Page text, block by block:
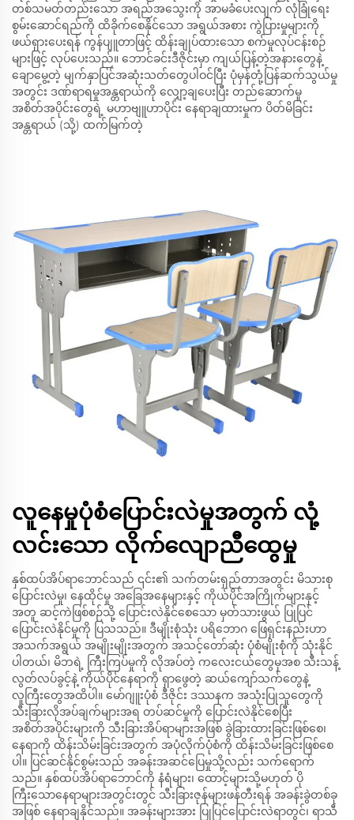
တစ်သမတ်တည်းသော အရည်အသွေးကို အာမခံပေးလျက် လုံခြုံရေး
စွမ်းဆောင်ရည်ကို ထိခိုက်စေနိုင်သော အရွယ်အစား ကွဲပြားမှုများကို
ဖယ်ရှားပေးရန် ကွန်ပျူတာဖြင့် ထိန်းချုပ်ထားသော စက်မှုလုပ်ငန်းစဉ်
များဖြင့် လုပ်ပေးသည်။ ဘောင်ခင်းဒီဇိုင်းမှာ ကျယ်ပြန့်တဲ့အနားတွေနဲ့
ချောမွေ့တဲ့ မျက်နှာပြင်အဆုံးသတ်တွေပါဝင်ပြီး ပုံမှန်တုံ့ပြန်ဆက်သွယ်မှု
အတွင်း ဒဏ်ရာရမှုအန္တရာယ်ကို လျှော့ချပေးပြီး တည်ဆောက်မှု
အစိတ်အပိုင်းတွေရဲ့ မဟာဗျူဟာပိုင်း နေရာချထားမှုက ပိတ်မိခြင်း
အန္တရာယ် (သို့) ထက်မြက်တဲ့
လူနေမှုပုံစံပြောင်းလဲမှုအတွက် လုံ့
လင်းသော လိုက်လျောညီထွေမှု
နှစ်ထပ်အိပ်ရာဘောင်သည် ၎င်း၏ သက်တမ်းရှည်တာအတွင်း မိသားစု
ပြောင်းလဲမှု၊ နေထိုင်မှု အခြေအနေများနှင့် ကိုယ်ပိုင်အကြိုက်များနှင့်
အတူ ဆင့်ကဲဖြစ်စဉ်သို့ ပြောင်းလဲနိုင်စေသော မှတ်သားဖွယ် ပြုပြင်
ပြောင်းလဲနိုင်မှုကို ပြသသည်။ ဒီမျိုးစုံသုံး ပရိဘောဂ ဖြေရှင်းနည်းဟာ
အသက်အရွယ် အမျိုးမျိုးအတွက် အသင့်တော်ဆုံး ပုံစံမျိုးစုံကို သုံးနိုင်
ပါတယ်၊ မိဘရဲ့ ကြီးကြပ်မှုကို လိုအပ်တဲ့ ကလေးငယ်တွေမှအစ သီးသန့်
လွတ်လပ်ခွင့်နဲ့ ကိုယ်ပိုင်နေရာကို ရှာဖွေတဲ့ ဆယ်ကျော်သက်တွေနဲ့
လူကြီးတွေအထိပါ။ မော်ဂျူးပုံစံ ဒီဇိုင်း ဒဿနက အသုံးပြုသူတွေကို
သီးခြားလိုအပ်ချက်များအရ တပ်ဆင်မှုကို ပြောင်းလဲနိုင်စေပြီး
အစိတ်အပိုင်းများကို သီးခြားအိပ်ရာများအဖြစ် ခွဲခြားထားခြင်းဖြစ်စေ၊
နေရာကို ထိန်းသိမ်းခြင်းအတွက် အပုံလိုက်ပုံစံကို ထိန်းသိမ်းခြင်းဖြစ်စေ
ပါ။ ပြင်ဆင်နိုင်စွမ်းသည် အခန်းအဆင်ပြေမှုသို့လည်း သက်ရောက်
သည်။ နှစ်ထပ်အိပ်ရာဘောင်ကို နံရံများ၊ ထောင့်များသို့မဟုတ် ပို
ကြီးသောနေရာများအတွင်းတွင် သီးခြားဇုန်များဖန်တီးရန် အခန်းခွဲတစ်ခု
အဖြစ် နေရာချနိုင်သည်။ အခန်းများအား ပြုပြင်ပြောင်းလဲရာတွင်၊ ရာသီ